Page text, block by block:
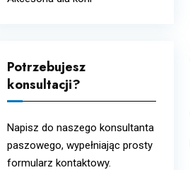
Układ pokarmowy i
metabolizm
Potrzebujesz
konsultacji?
Napisz do naszego konsultanta
paszowego, wypełniając prosty
formularz kontaktowy.